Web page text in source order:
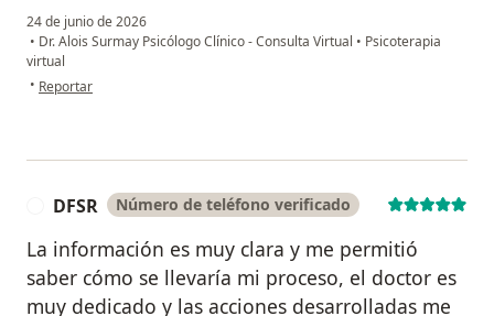
24 de junio de 2026
• Dr. Alois Surmay Psicólogo Clínico - Consulta Virtual • Psicoterapia
virtual
• en opinión del usuario Diana L
Reportar
DFSR Número de teléfono verificado
La información es muy clara y me permitió
saber cómo se llevaría mi proceso, el doctor es
muy dedicado y las acciones desarrolladas me